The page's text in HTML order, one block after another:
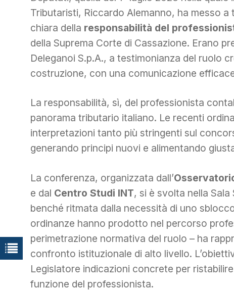
Tributaristi, Riccardo Alemanno, ha messo a
chiara della responsabilità del
della Suprema Corte di Cassazione. Erano
Deleganoi S.p.A., a testimonianza del ruolo
costruzione, con una comunicazione
La responsabilità, sì, del professionista
panorama tributario italiano. Le recenti
interpretazioni tanto più stringenti sul
generando principi nuovi e alimentando
La conferenza, organizzata dall’
e dal Centro Studi INT, si è svolta nella
benché ritmata dalla necessità di uno
ordinanze hanno prodotto nel percorso
perimetrazione normativa del ruolo – ha
confronto istituzionale di alto livello.
Legislatore indicazioni concrete per
funzione del professionista.